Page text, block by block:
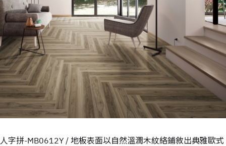
人字拼-MB0612Y / 地板表面以自然溫潤木紋絡鋪敘出典雅歐式